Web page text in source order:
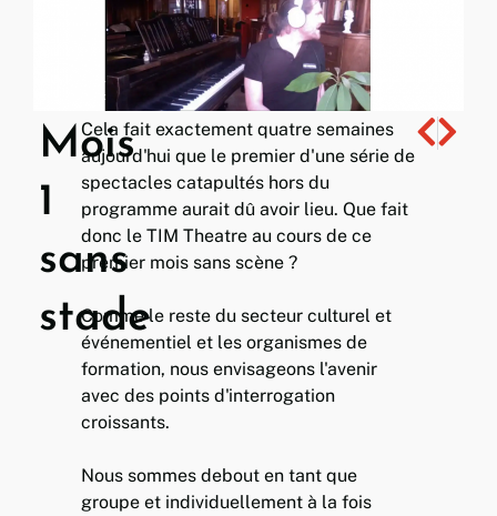
Mois
1
sans
stade
Cela fait exactement quatre semaines
aujourd'hui que le premier d'une série de
spectacles catapultés hors du
programme aurait dû avoir lieu. Que fait
donc le TIM Theatre au cours de ce
premier mois sans scène ?
Comme le reste du secteur culturel et
événementiel et les organismes de
formation, nous envisageons l'avenir
avec des points d'interrogation
croissants.
Nous sommes debout en tant que
groupe et individuellement à la fois
TIM se
Sans